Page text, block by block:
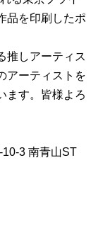
品を印刷したポ
推しアーティス
アーティストを
ます。皆様よろ
3 南青山ST